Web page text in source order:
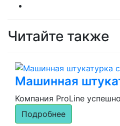
Читайте также
Машинная
Компания ProLine
Подробнее